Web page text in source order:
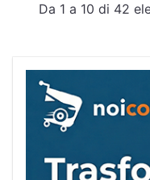
Da 1 a 10 di 42